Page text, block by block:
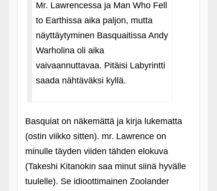
Mr. Lawrencessa ja Man Who Fell
to Earthissa aika paljon, mutta
näyttäytyminen Basquaitissa Andy
Warholina oli aika
vaivaannuttavaa. Pitäisi Labyrintti
saada nähtäväksi kyllä.
Basquiat on näkemättä ja kirja lukematta
(ostin viikko sitten). mr. Lawrence on
minulle täyden viiden tähden elokuva
(Takeshi Kitanokin saa minut siinä hyvälle
tuulelle). Se idioottimainen Zoolander